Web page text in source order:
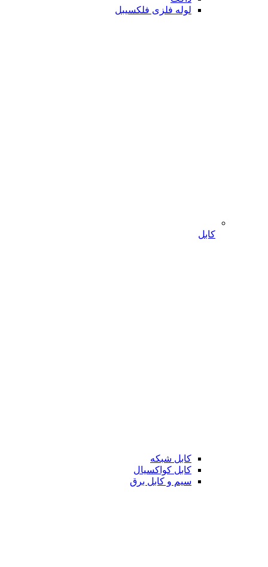
لوله فلزی فلکسیبل
کابل
کابل شبکه
کابل کواکسیال
سیم و کابل برق